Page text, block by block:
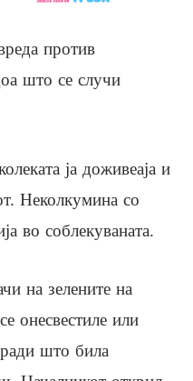
против
што се случи
ја доживеаја и
Неколкумина со
во соблекуваната.
на зелените на
онесвестиле или
што била